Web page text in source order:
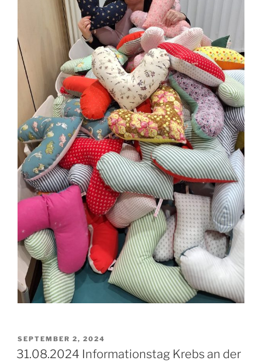
VERÖFFENTLICHT
AM
SEPTEMBER 2, 2024
31.08.2024 Informationstag Krebs an der